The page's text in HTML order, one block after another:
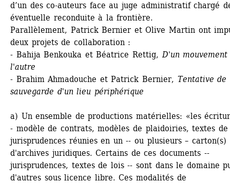
d’un des co-auteurs face au juge administratif chargé
éventuelle reconduite à la frontière.
Parallèlement, Patrick Bernier et Olive Martin ont
deux projets de collaboration :
- Bahija Benkouka et Béatrice Rettig, D'un mouvement
l'autre
- Brahim Ahmadouche et Patrick Bernier, Tentative de
sauvegarde d'un lieu périphérique
a) Un ensemble de productions matérielles: «les
- modèle de contrats, modèles de plaidoiries, textes
jurisprudences réunies en un -- ou plusieurs – carton(s)
d'archives juridiques. Certains de ces documents --
jurisprudences, textes de lois -- sont dans le domaine
d'autres sous licence libre. Ces modalités de